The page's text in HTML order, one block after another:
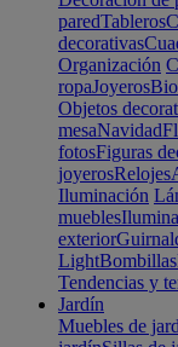
paredTableros
decorativas
Organización
ropaJoyeros
Objetos
mesaNavidad
fotosFiguras
joyerosRelojes
Iluminación
muebles
exterior
LightBombillas
Tendencias y
Jardín
Muebles de